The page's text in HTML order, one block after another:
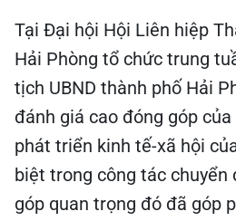
Tại Đại hội Hội Liên hiệp
Hải Phòng tổ chức trung
tịch UBND thành phố Hải
đánh giá cao đóng góp
phát triển kinh tế-xã hội
biệt trong công tác chuyển
góp quan trọng đó đã góp